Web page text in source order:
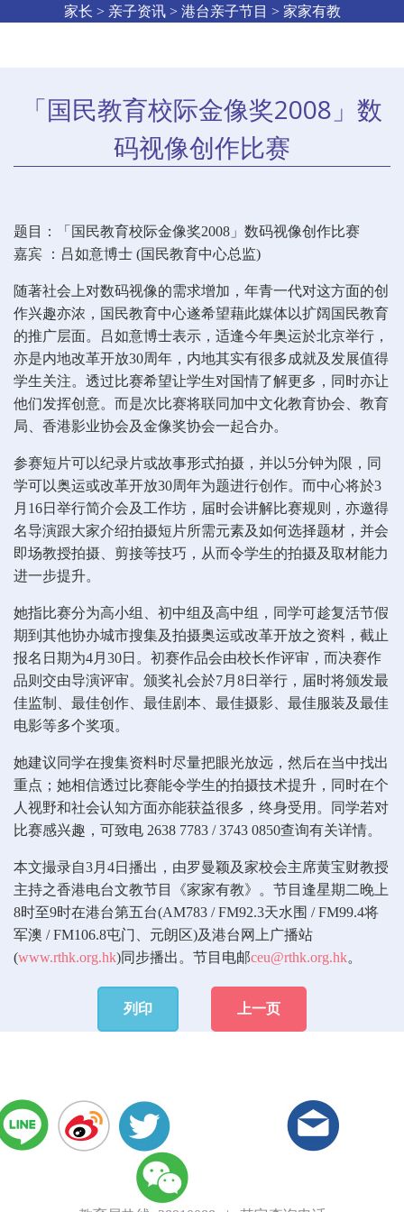
家长 > 亲子资讯 > 港台亲子节目 > 家家有教
「国民教育校际金像奖2008」数
码视像创作比赛
题目：「国民教育校际金像奖2008」数码视像创作比赛
嘉宾 ：吕如意博士 (国民教育中心总监)
随著社会上对数码视像的需求增加，年青一代对这方面的创
作兴趣亦浓，国民教育中心遂希望藉此媒体以扩阔国民教育
的推广层面。吕如意博士表示，适逢今年奥运於北京举行，
亦是内地改革开放30周年，内地其实有很多成就及发展值得
学生关注。透过比赛希望让学生对国情了解更多，同时亦让
他们发挥创意。而是次比赛将联同加中文化教育协会、教育
局、香港影业协会及金像奖协会一起合办。
参赛短片可以纪录片或故事形式拍摄，并以5分钟为限，同
学可以奥运或改革开放30周年为题进行创作。而中心将於3
月16日举行简介会及工作坊，届时会讲解比赛规则，亦邀得
名导演跟大家介绍拍摄短片所需元素及如何选择题材，并会
即场教授拍摄、剪接等技巧，从而令学生的拍摄及取材能力
进一步提升。
她指比赛分为高小组、初中组及高中组，同学可趁复活节假
期到其他协办城市搜集及拍摄奥运或改革开放之资料，截止
报名日期为4月30日。初赛作品会由校长作评审，而决赛作
品则交由导演评审。颁奖礼会於7月8日举行，届时将颁发最
佳监制、最佳创作、最佳剧本、最佳摄影、最佳服装及最佳
电影等多个奖项。
她建议同学在搜集资料时尽量把眼光放远，然后在当中找出
重点；她相信透过比赛能令学生的拍摄技术提升，同时在个
人视野和社会认知方面亦能获益很多，终身受用。同学若对
比赛感兴趣，可致电 2638 7783 / 3743 0850查询有关详情。
本文撮录自3月4日播出，由罗曼颖及家校会主席黄宝财教授
主持之香港电台文教节目《家家有教》。节目逢星期二晚上
8时至9时在港台第五台(AM783 / FM92.3天水围 / FM99.4将
军澳 / FM106.8屯门、元朗区)及港台网上广播站
(www.rthk.org.hk)同步播出。节目电邮ceu@rthk.org.hk。
列印 上一页